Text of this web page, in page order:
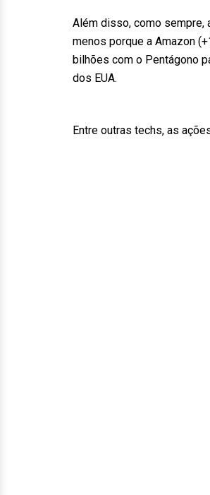
Além disso, como sempre,
menos porque a Amazon
bilhões com o Pentágono
dos EUA.
Entre outras techs, as